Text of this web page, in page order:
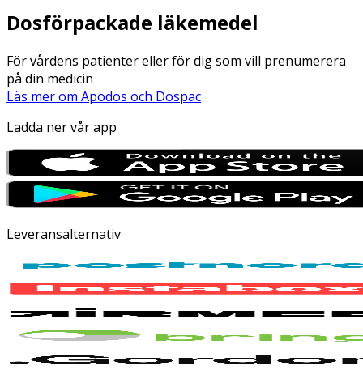
Dosförpackade läkemedel
För vårdens patienter eller för dig som vill prenumerera
på din medicin
Läs mer om Apodos och Dospac
Ladda ner vår app
Leveransalternativ